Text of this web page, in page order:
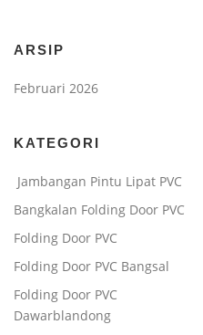
ARSIP
Februari 2026
KATEGORI
Jambangan Pintu Lipat PVC
Bangkalan Folding Door PVC
Folding Door PVC
Folding Door PVC Bangsal
Folding Door PVC
Dawarblandong